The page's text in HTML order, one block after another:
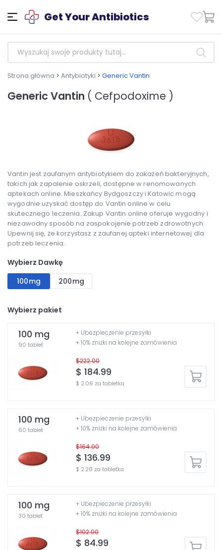
Get Your Antibiotics
Strona główna > Antybiotyki > Generic Vantin
Generic Vantin ( Cefpodoxime )
Vantin jest zaufanym antybiotykiem do zakażeń bakteryjnych,
takich jak zapalenie oskrzeli, dostępne w renomowanych
aptekach online. Mieszkańcy Bydgoszczy i Katowic mogą
wygodnie uzyskać dostęp do Vantin online w celu
skutecznego leczenia. Zakup Vantin online oferuje wygodny i
niezawodny sposób na zaspokojenie potrzeb zdrowotnych.
Upewnij się, że korzystasz z zaufanej apteki internetowej dla
potrzeb leczenia.
Wybierz Dawkę
100mg
200mg
Wybierz pakiet
100 mg
90 tablet
$222.00
$ 184.99
$ 2.06 za tabletka
+ Ubezpieczenie przesyłki
+ 10% zniżki na kolejne zamówienia
100 mg
60 tablet
$164.00
$ 136.99
$ 2.28 za tabletka
+ Ubezpieczenie przesyłki
+ 10% zniżki na kolejne zamówienia
100 mg
30 tablet
$102.00
$ 84.99
+ Ubezpieczenie przesyłki
+ 10% zniżki na kolejne zamówienia